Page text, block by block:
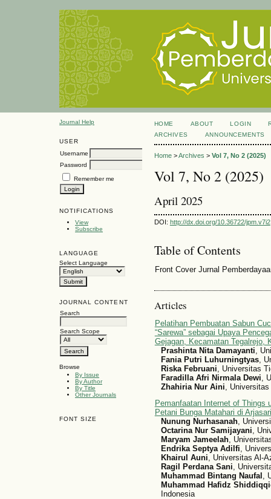
Journal Help
USER
Username
Password
Remember me
NOTIFICATIONS
View
Subscribe
LANGUAGE
Select Language
JOURNAL CONTENT
Search
Search Scope
Browse
By Issue
By Author
By Title
Other Journals
FONT SIZE
HOME ABOUT LOGIN
ARCHIVES
ANNOUNCEMENTS
Home>Archives > Vol 7, No 2 (2025)
Vol 7, No 2 (2025)
April 2025
DOI: http://dx.doi.org/10.36722/jpm.v7i2
Table of Contents
Front Cover Jurnal
Articles
Pelatihan Pembuatan Sabun
“Sarewa” sebagai Upaya
Gejagan, Kecamatan Tegalrejo,
Prashinta Nita Damayanti ,
Fania Putri Luhurningtyas,
Riska Februani , Universitas
Faradilla Afri Nirmala Dewi ,
Zhahiria Nur Aini ,
Pemanfaatan Internet of Things
Petani Bunga Matahari di
Nunung Nurhasanah,
Octarina Nur Samijayani ,
Maryam Jameelah,
Endrika Septya Adilfi ,
Khairul Auni , Universitas Al-
Ragil Perdana Sani ,
Muhammad Bintang Naufal ,
Muhammad Hafidz
Indonesia